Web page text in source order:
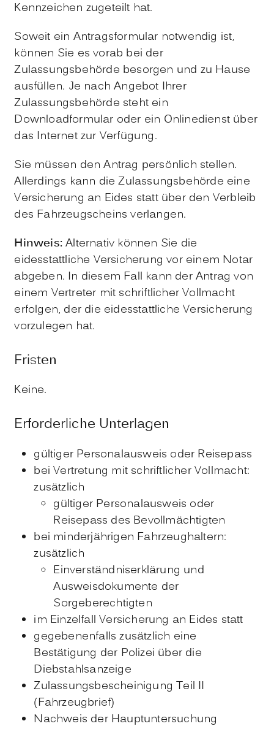
Kennzeichen zugeteilt hat.
Soweit ein Antragsformular notwendig ist,
können Sie es vorab bei der
Zulassungsbehörde besorgen und zu Hause
ausfüllen. Je nach Angebot Ihrer
Zulassungsbehörde steht ein
Downloadformular oder ein Onlinedienst über
das Internet zur Verfügung.
Sie müssen den Antrag persönlich stellen.
Allerdings kann die Zulassungsbehörde eine
Versicherung an Eides statt über den Verbleib
des Fahrzeugscheins verlangen.
Hinweis:Alternativ können Sie die
eidesstattliche Versicherung vor einem Notar
abgeben. In diesem Fall kann der Antrag von
einem Vertreter mit schriftlicher Vollmacht
erfolgen, der die eidesstattliche Versicherung
vorzulegen hat.
Fristen
Keine.
Erforderliche Unterlagen
gültiger Personalausweis oder Reisepass
bei Vertretung mit schriftlicher Vollmacht:
zusätzlich
gültiger Personalausweis oder
Reisepass des Bevollmächtigten
bei minderjährigen Fahrzeughaltern:
zusätzlich
Einverständniserklärung und
Ausweisdokumente der
Sorgeberechtigten
im Einzelfall Versicherung an Eides statt
gegebenenfalls zusätzlich eine
Bestätigung der Polizei über die
Diebstahlsanzeige
Zulassungsbescheinigung Teil II
(Fahrzeugbrief)
Nachweis der Hauptuntersuchung